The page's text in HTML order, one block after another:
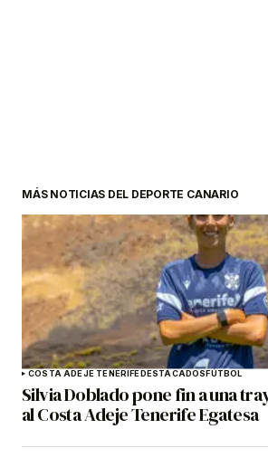
MÁS NOTICIAS DEL DEPORTE CANARIO
COSTA ADEJE TENERIFEDESTACADOSFÚTBOL
Silvia Doblado pone fin a una
al Costa Adeje Tenerife Egatesa